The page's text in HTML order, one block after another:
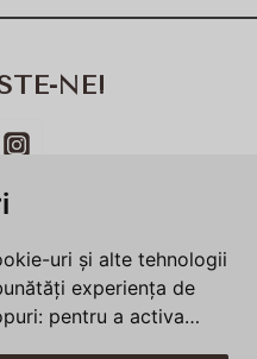
uri și alte tehnologii
experiența de
pentru a activa
145lei.
NE!
Întrebări frecvente